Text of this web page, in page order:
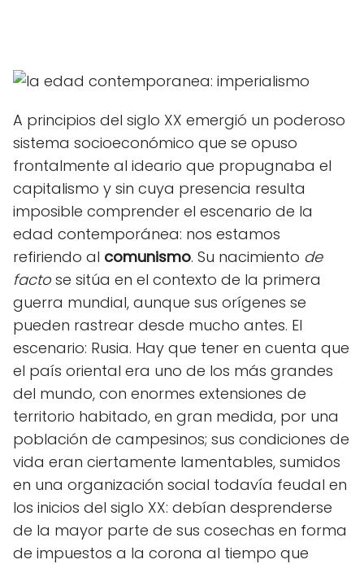
A principios del siglo XX emergió un poderoso
sistema socioeconómico que se opuso
frontalmente al ideario que propugnaba el
capitalismo y sin cuya presencia resulta
imposible comprender el escenario de la
edad contemporánea: nos estamos
refiriendo al comunismo. Su nacimiento de
facto se sitúa en el contexto de la primera
guerra mundial, aunque sus orígenes se
pueden rastrear desde mucho antes. El
escenario: Rusia. Hay que tener en cuenta que
el país oriental era uno de los más grandes
del mundo, con enormes extensiones de
territorio habitado, en gran medida, por una
población de campesinos; sus condiciones de
vida eran ciertamente lamentables, sumidos
en una organización social todavía feudal en
los inicios del siglo XX: debían desprenderse
de la mayor parte de sus cosechas en forma
de impuestos a la corona al tiempo que